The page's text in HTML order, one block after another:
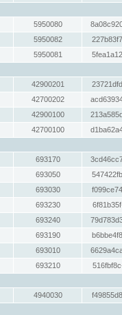
5950080
5950082
5950081
42900201
42700202
42900100
42700100
693170
693050
693030
693230
693240
693190
693010
693210
4940030